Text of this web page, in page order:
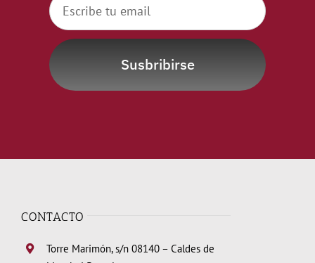
Susbribirse
CONTACTO
Torre Marimón, s/n 08140 – Caldes de